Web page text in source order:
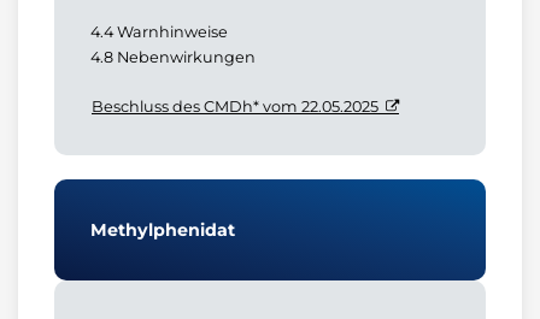
4.4 Warnhinweise
4.8 Nebenwirkungen
Beschluss des CMDh* vom 22.05.2025
Methylphenidat